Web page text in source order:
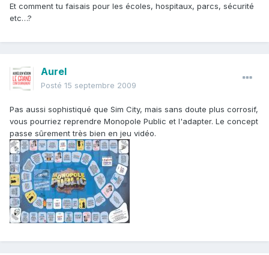
Et comment tu faisais pour les écoles, hospitaux, parcs, sécurité
etc…?
Aurel
Posté 15 septembre 2009
Pas aussi sophistiqué que Sim City, mais sans doute plus corrosif,
vous pourriez reprendre Monopole Public et l'adapter. Le concept
passe sûrement très bien en jeu vidéo.